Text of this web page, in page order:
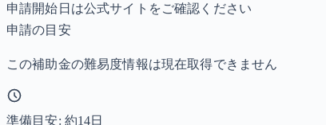
申請開始日は公式サイトをご確認ください
申請の目安
この補助金の難易度情報は現在取得できません
準備目安: 約14日